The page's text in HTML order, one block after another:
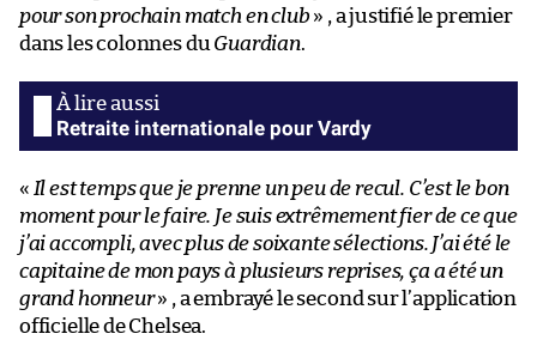
pour son prochain match en club » , a justifié le premier
dans les colonnes du Guardian.
Retraite internationale pour Vardy
« Il est temps que je prenne un peu de recul. C’est le bon
moment pour le faire. Je suis extrêmement fier de ce que
j’ai accompli, avec plus de soixante sélections. J’ai été le
capitaine de mon pays à plusieurs reprises, ça a été un
grand honneur» , a embrayé le second sur l’application
officielle de Chelsea.